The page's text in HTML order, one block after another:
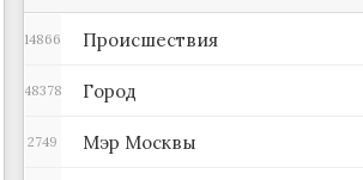
Происшествия
14866
Город
48378
Мэр Москвы
2749